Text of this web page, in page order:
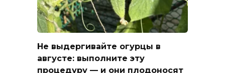
Не выдергивайте огурцы в
августе: выполните эту
процедуру — и они плодоносят